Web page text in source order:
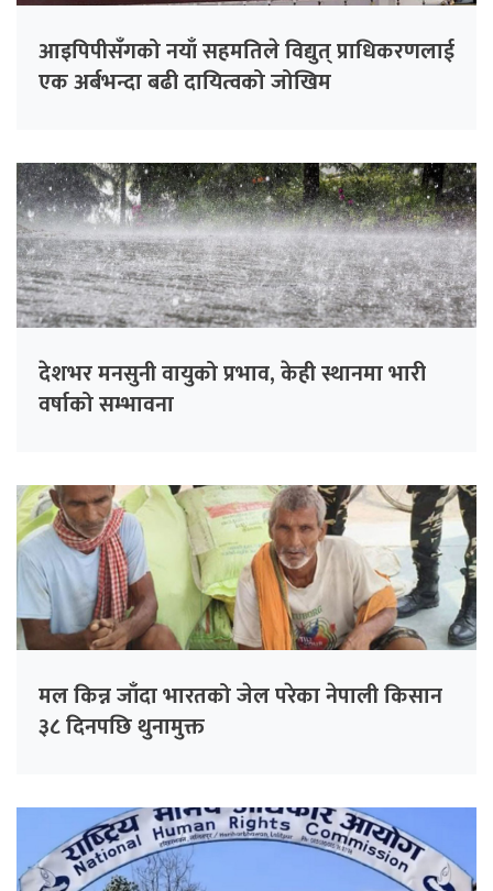
आइपिपीसँगको नयाँ सहमतिले विद्युत् प्राधिकरणलाई
एक अर्बभन्दा बढी दायित्वको जोखिम
देशभर मनसुनी वायुको प्रभाव, केही स्थानमा भारी
वर्षाको सम्भावना
मल किन्न जाँदा भारतको जेल परेका नेपाली किसान
३८ दिनपछि थुनामुक्त